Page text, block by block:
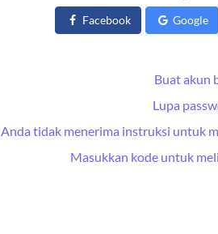
Facebook Google
Buat akun
Lupa
Anda tidak menerima instruksi untuk
Masukkan kode untuk